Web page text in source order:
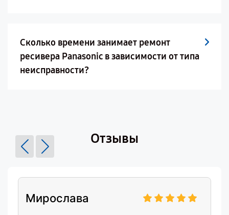
Сколько времени занимает ремонт
ресивера Panasonic в зависимости от типа
неисправности?
Отзывы
Мирослава